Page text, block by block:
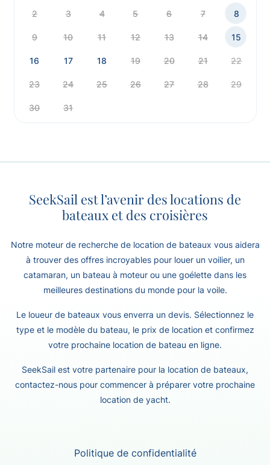
2 3 4 5 6 7 8
9 10 11 12 13 14 15
16 17 18 19 20 21 22
23 24 25 26 27 28 29
30 31
SeekSail est l’avenir des locations de
bateaux et des croisières
Notre moteur de recherche de location de bateaux vous aidera
à trouver des offres incroyables pour louer un voilier, un
catamaran, un bateau à moteur ou une goélette dans les
meilleures destinations du monde pour la voile.
Le loueur de bateaux vous enverra un devis. Sélectionnez le
type et le modèle du bateau, le prix de location et confirmez
votre prochaine location de bateau en ligne.
SeekSail est votre partenaire pour la location de bateaux,
contactez-nous pour commencer à préparer votre prochaine
location de yacht.
Politique de confidentialité